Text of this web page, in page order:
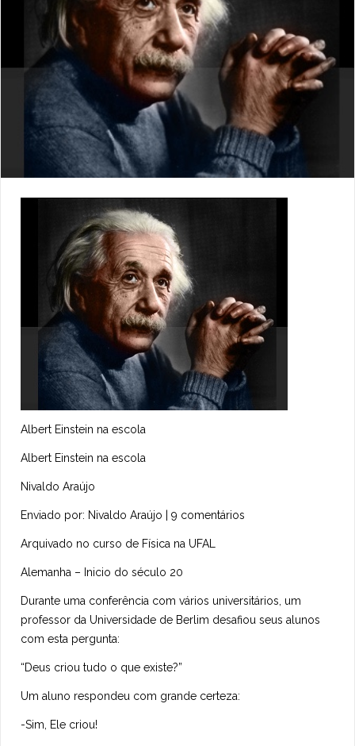
Albert Einstein na escola
Albert Einstein na escola
Nivaldo Araújo
Enviado por: Nivaldo Araújo | 9 comentários
Arquivado no curso de Física na UFAL
Alemanha – Inicio do século 20
Durante uma conferência com vários universitários, um
professor da Universidade de Berlim desafiou seus alunos
com esta pergunta:
“Deus criou tudo o que existe?”
Um aluno respondeu com grande certeza:
-Sim, Ele criou!